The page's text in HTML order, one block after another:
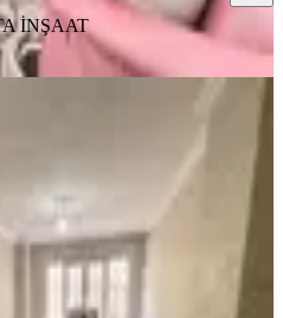
İNŞAAT
Evliya Mahallesi
Bodrum Kat 01.08.2026